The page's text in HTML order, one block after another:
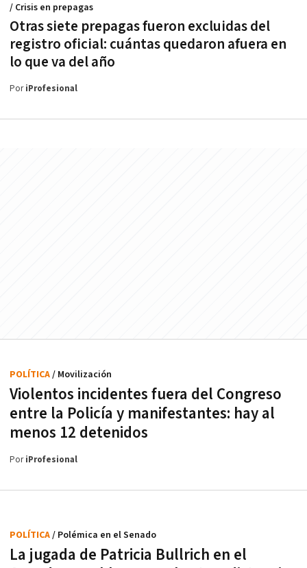
Otras siete prepagas fueron excluidas del
registro oficial: cuántas quedaron afuera en
lo que va del año
/ Crisis en prepagas
PoriProfesional
Violentos incidentes fuera del Congreso
entre la Policía y manifestantes: hay al
menos 12 detenidos
POLÍTICA/ Movilización
PoriProfesional
La jugada de Patricia Bullrich en el
POLÍTICA/ Polémica en el Senado